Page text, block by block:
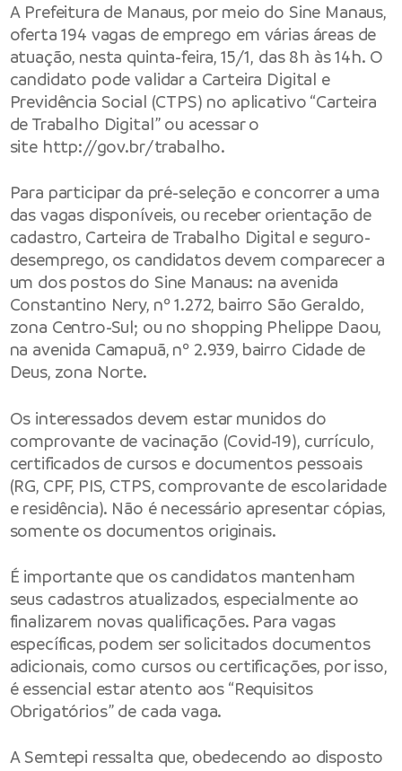
A Prefeitura de Manaus, por meio do Sine Manaus,
oferta 194 vagas de emprego em várias áreas de
atuação, nesta quinta-feira, 15/1, das 8h às 14h. O
candidato pode validar a Carteira Digital e
Previdência Social (CTPS) no aplicativo “Carteira
de Trabalho Digital” ou acessar o
site http://gov.br/trabalho.
Para participar da pré-seleção e concorrer a uma
das vagas disponíveis, ou receber orientação de
cadastro, Carteira de Trabalho Digital e seguro-
desemprego, os candidatos devem comparecer a
um dos postos do Sine Manaus: na avenida
Constantino Nery, nº 1.272, bairro São Geraldo,
zona Centro-Sul; ou no shopping Phelippe Daou,
na avenida Camapuã, nº 2.939, bairro Cidade de
Deus, zona Norte.
Os interessados devem estar munidos do
comprovante de vacinação (Covid-19), currículo,
certificados de cursos e documentos pessoais
(RG, CPF, PIS, CTPS, comprovante de escolaridade
e residência). Não é necessário apresentar cópias,
somente os documentos originais.
É importante que os candidatos mantenham
seus cadastros atualizados, especialmente ao
finalizarem novas qualificações. Para vagas
específicas, podem ser solicitados documentos
adicionais, como cursos ou certificações, por isso,
é essencial estar atento aos “Requisitos
Obrigatórios” de cada vaga.
A Semtepi ressalta que, obedecendo ao disposto